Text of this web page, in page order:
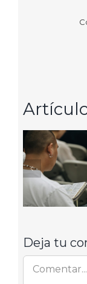
Deja tu
Comentar